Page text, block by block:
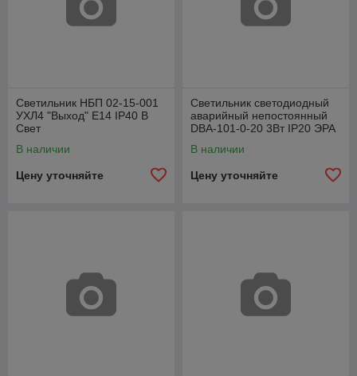
Светильник НБП 02-15-001
УХЛ4 "Выход" E14 IP40 В
Свет
В наличии
Цену уточняйте
Светильник светодиодный
аварийный непостоянный
DBA-101-0-20 3Вт IP20 ЭРА
В наличии
Цену уточняйте